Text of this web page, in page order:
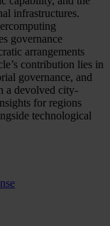
infrastructures.
governance
arrangements
contribution lies in
governance, and
a devolved city-
for regions
technological